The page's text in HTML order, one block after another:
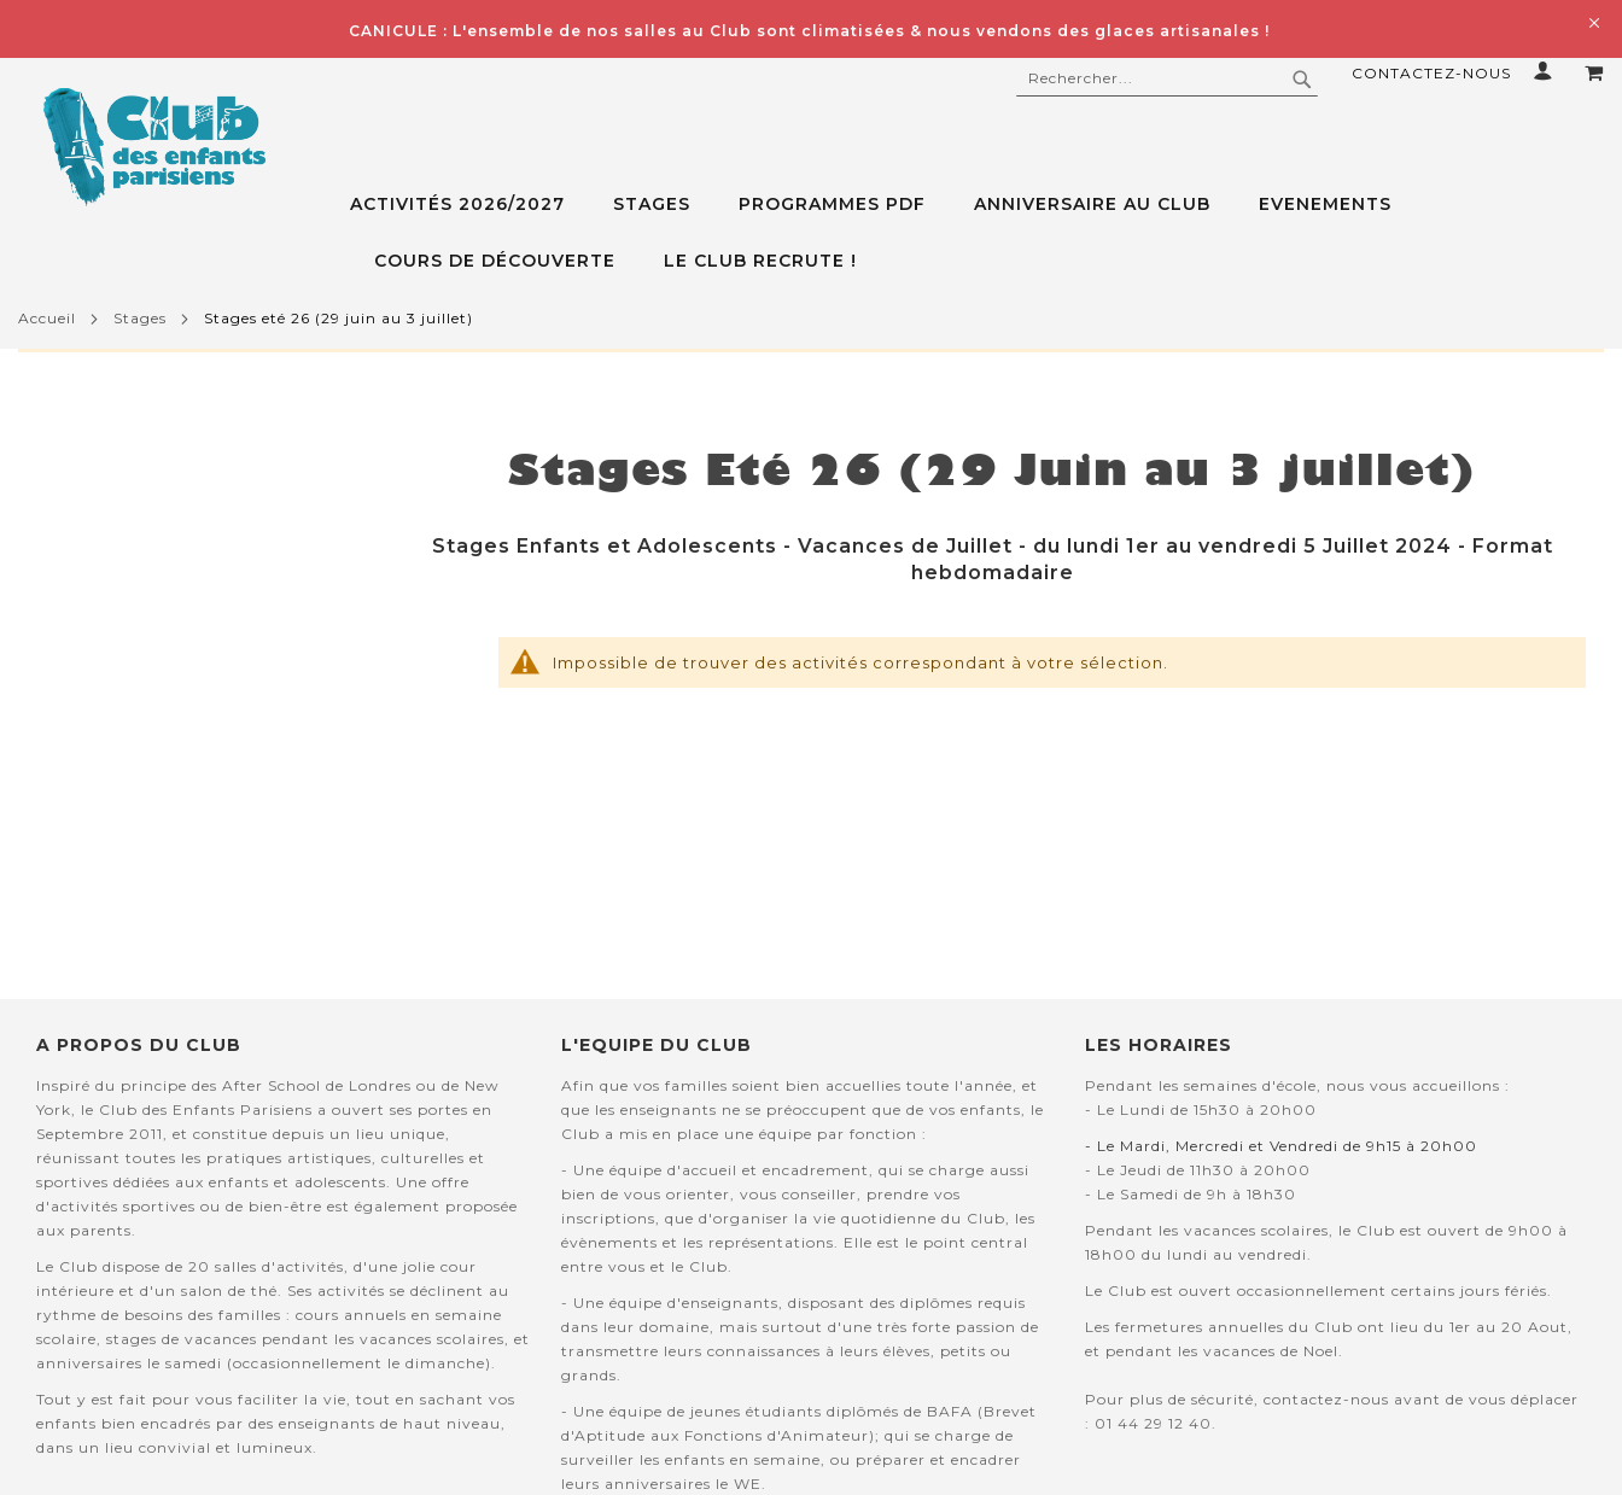
CANICULE : L'ensemble de nos salles au Club sont climatisées & nous vendons des glaces artisanales !
CONTACTEZ-NOUS
RECHERCHER
ACTIVITÉS 2026/2027 STAGES PROGRAMMES PDF ANNIVERSAIRE AU CLUB EVENEMENTS
COURS DE DÉCOUVERTE LE CLUB RECRUTE !
L'activité que vous essayez de visualiser n'est pas disponible mais voici d'autres options à la place
accueil stages stages eté 26 (29 juin au 3 juillet)
Stages Eté 26 (29 Juin au 3 juillet)
Stages Enfants et Adolescents - Vacances de Juillet - du lundi 1er au vendredi 5 Juillet 2024 - Format
hebdomadaire
Impossible de trouver des activités correspondant à votre sélection.
A PROPOS DU CLUB
Inspiré du principe des After School de Londres ou de New
York, le Club des Enfants Parisiens a ouvert ses portes en
Septembre 2011, et constitue depuis un lieu unique,
réunissant toutes les pratiques artistiques, culturelles et
sportives dédiées aux enfants et adolescents. Une offre
d'activités sportives ou de bien-être est également proposée
aux parents.
Le Club dispose de 20 salles d'activités, d'une jolie cour
intérieure et d'un salon de thé. Ses activités se déclinent au
rythme de besoins des familles : cours annuels en semaine
scolaire, stages de vacances pendant les vacances scolaires, et
anniversaires le samedi (occasionnellement le dimanche).
Tout y est fait pour vous faciliter la vie, tout en sachant vos
enfants bien encadrés par des enseignants de haut niveau,
dans un lieu convivial et lumineux.
L'EQUIPE DU CLUB
Afin que vos familles soient bien accuellies toute l'année, et
que les enseignants ne se préoccupent que de vos enfants, le
Club a mis en place une équipe par fonction :
- Une équipe d'accueil et encadrement, qui se charge aussi
bien de vous orienter, vous conseiller, prendre vos
inscriptions, que d'organiser la vie quotidienne du Club, les
évènements et les représentations. Elle est le point central
entre vous et le Club.
- Une équipe d'enseignants, disposant des diplômes requis
dans leur domaine, mais surtout d'une très forte passion de
transmettre leurs connaissances à leurs élèves, petits ou
grands.
- Une équipe de jeunes étudiants diplômés de BAFA (Brevet
d'Aptitude aux Fonctions d'Animateur); qui se charge de
surveiller les enfants en semaine, ou préparer et encadrer
leurs anniversaires le WE.
LES HORAIRES
Pendant les semaines d'école, nous vous accueillons :
- Le Lundi de 15h30 à 20h00
- Le Mardi, Mercredi et Vendredi de 9h15 à 20h00
- Le Jeudi de 11h30 à 20h00
- Le Samedi de 9h à 18h30
Pendant les vacances scolaires, le Club est ouvert de 9h00 à
18h00 du lundi au vendredi.
Le Club est ouvert occasionnellement certains jours fériés.
Les fermetures annuelles du Club ont lieu du 1er au 20 Aout,
et pendant les vacances de Noel.
Pour plus de sécurité, contactez-nous avant de vous déplacer
: 01 44 29 12 40.